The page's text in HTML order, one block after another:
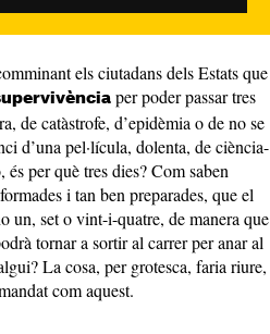
els ciutadans dels Estats que
per poder passar tres
de catàstrofe, d’epidèmia o de no se
d’una pel·lícula, dolenta, de ciència-
per què tres dies? Com saben
i tan ben preparades, que el
un, set o vint-i-quatre, de manera que
tornar a sortir al carrer per anar al
La cosa, per grotesca, faria riure,
com aquest.